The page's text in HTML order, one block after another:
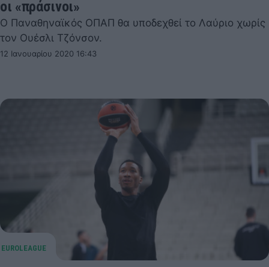
οι «πράσινοι»
Ο Παναθηναϊκός ΟΠΑΠ θα υποδεχθεί το Λαύριο χωρίς
τον Ουέσλι Τζόνσον.
12 Ιανουαρίου 2020 16:43